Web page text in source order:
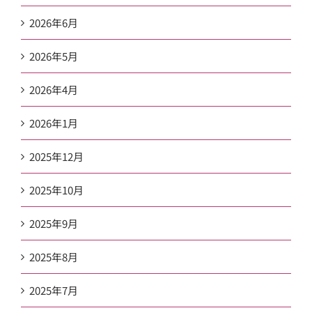
2026年6月
2026年5月
2026年4月
2026年1月
2025年12月
2025年10月
2025年9月
2025年8月
2025年7月